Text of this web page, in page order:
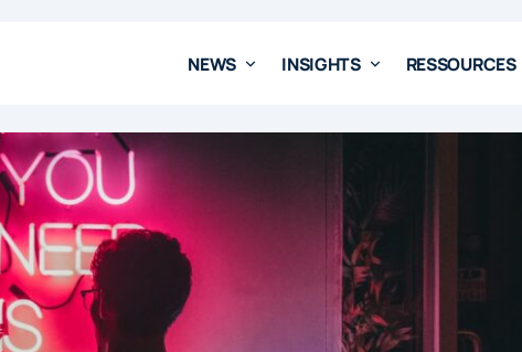
NEWS INSIGHTS RESSOURCES